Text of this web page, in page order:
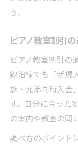
う。
ピアノ教室割引
ピアノ教室割引の
線沿線でも「新規
族・兄弟同時入会
す。自分に合った
の案内や教室の問
調べ方のポイント